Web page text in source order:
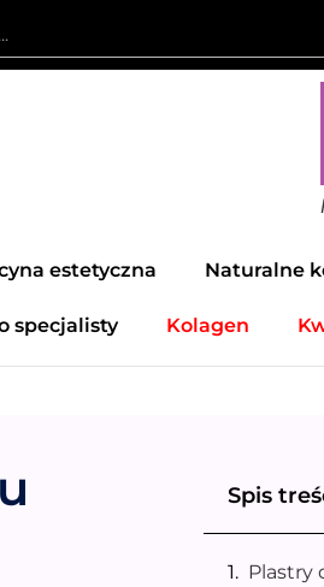
estetyczna Naturalne
specjalisty Kolagen
Spis
Plastry